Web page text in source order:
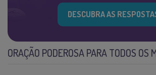
DESCUBRA AS
ORAÇÃO PODEROSA PARA TODOS OS